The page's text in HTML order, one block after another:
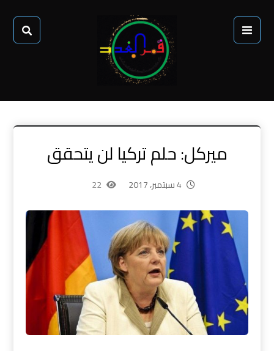
ميركل: حلم تركيا لن يتحقق
4 سبتمبر، 2017 22